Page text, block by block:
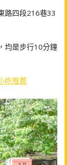
路四段216巷33
均是步行10分鐘
吃推薦